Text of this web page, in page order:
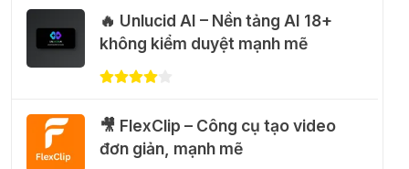
🐈 Nhận miễn phí 30 video AI + 100
hình ảnh mỗi ngày với Dola.com
🎁 Hướng dẫn nhận Google Plus 12
🔥 Unlucid AI – Nền tảng AI 18+
không kiểm duyệt mạnh mẽ
🎥 FlexClip – Công cụ tạo video
đơn giản, mạnh mẽ